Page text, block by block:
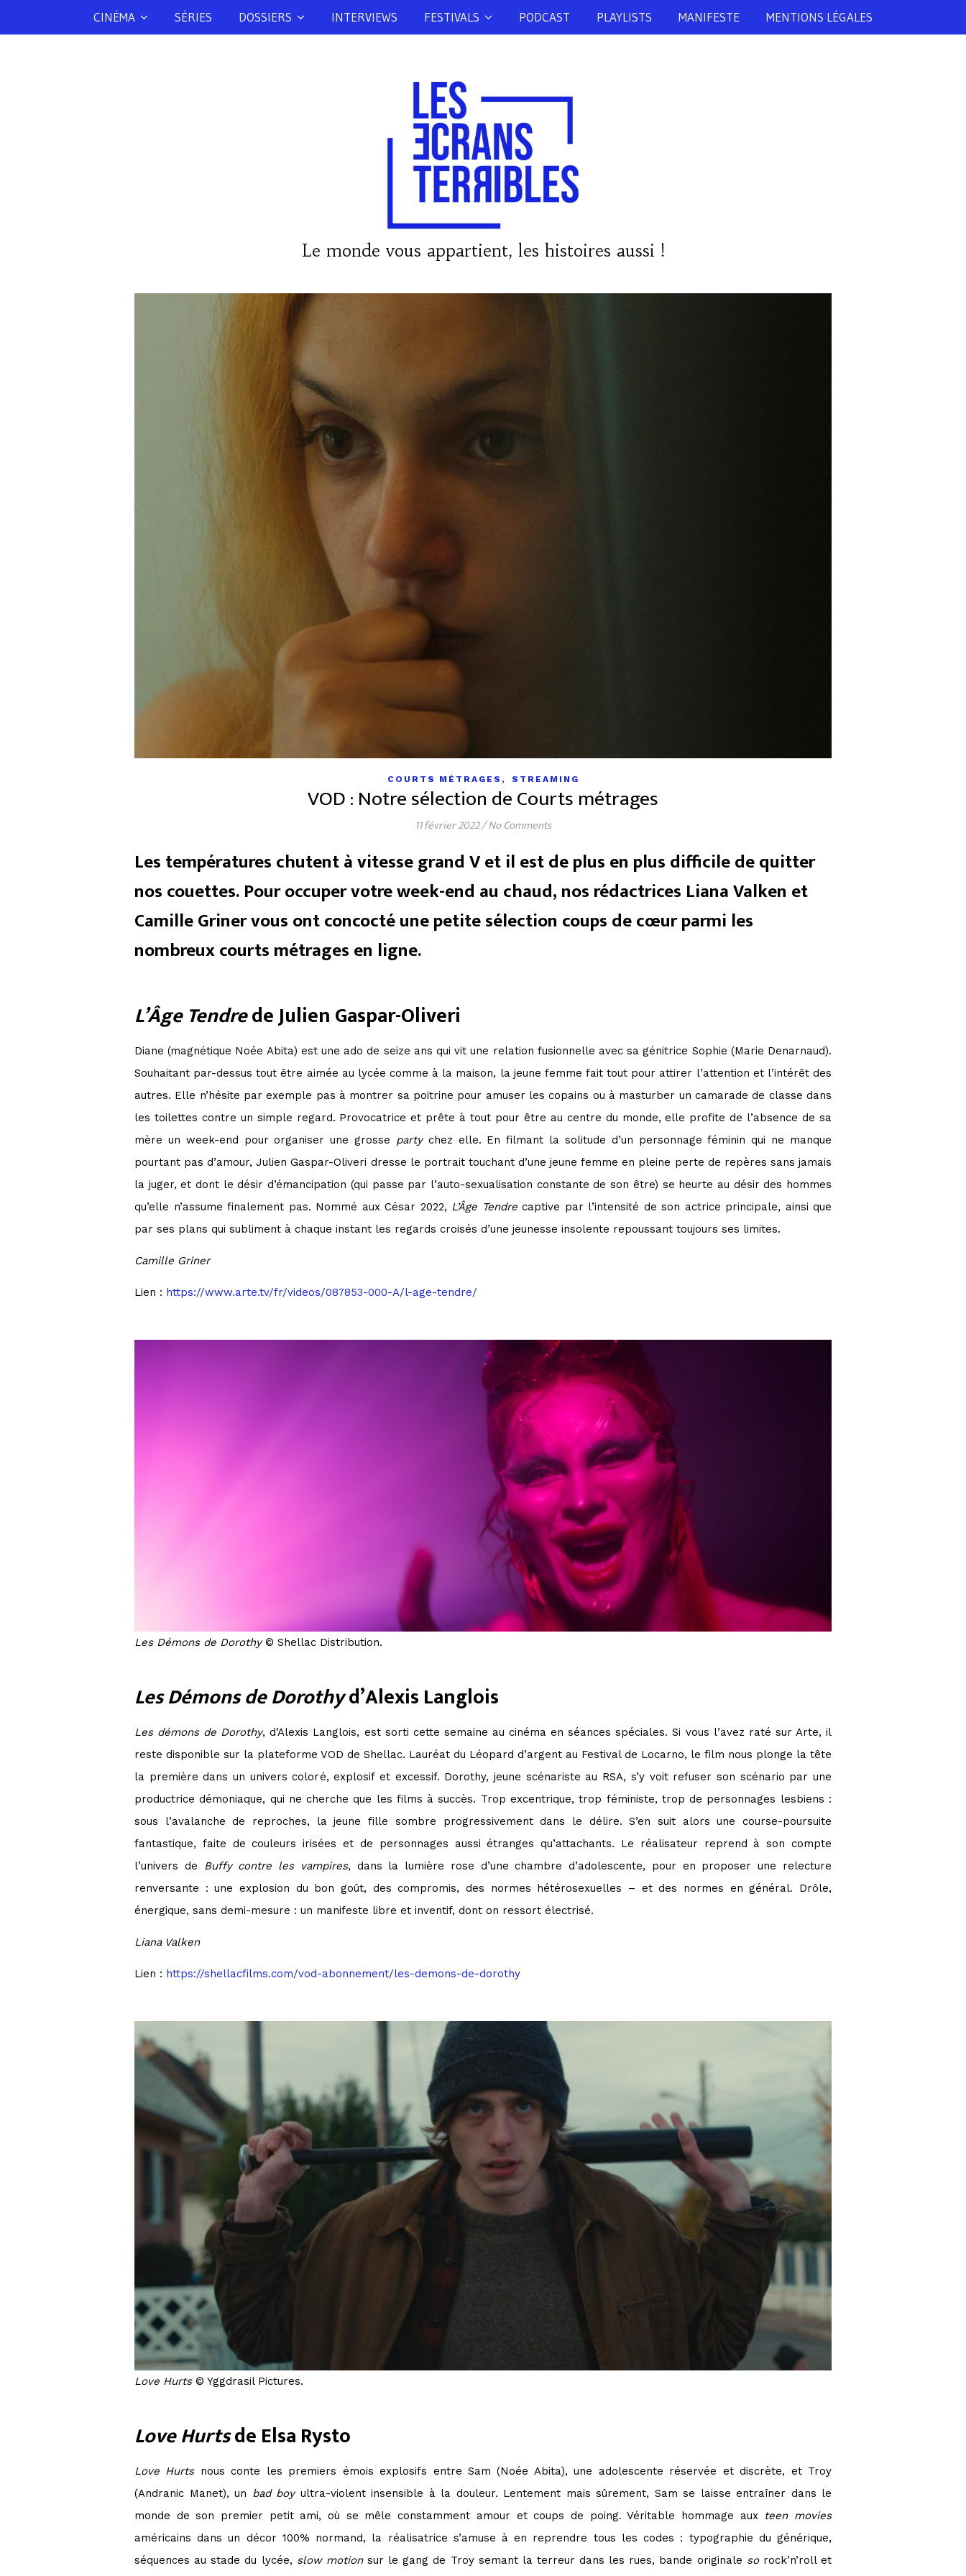
CINÉMA SÉRIES DOSSIERS INTERVIEWS FESTIVALS PODCAST PLAYLISTS MANIFESTE MENTIONS LÉGALES
Le monde vous appartient, les histoires aussi !
COURTS MÉTRAGES , STREAMING
VOD : Notre sélection de Courts métrages
11 février 2022/No Comments
Les températures chutent à vitesse grand V et il est de plus en plus difficile de quitter
nos couettes. Pour occuper votre week-end au chaud, nos rédactrices Liana Valken et
Camille Griner vous ont concocté une petite sélection coups de cœur parmi les
nombreux courts métrages en ligne.
L’Âge Tendrede Julien Gaspar-Oliveri
Diane (magnétique Noée Abita) est une ado de seize ans qui vit une relation fusionnelle avec sa génitrice Sophie (Marie Denarnaud).
Souhaitant par-dessus tout être aimée au lycée comme à la maison, la jeune femme fait tout pour attirer l’attention et l’intérêt des
autres. Elle n’hésite par exemple pas à montrer sa poitrine pour amuser les copains ou à masturber un camarade de classe dans
les toilettes contre un simple regard. Provocatrice et prête à tout pour être au centre du monde, elle profite de l’absence de sa
mère un week-end pour organiser une grosse partychez elle. En filmant la solitude d’un personnage féminin qui ne manque
pourtant pas d’amour, Julien Gaspar-Oliveri dresse le portrait touchant d’une jeune femme en pleine perte de repères sans jamais
la juger, et dont le désir d’émancipation (qui passe par l’auto-sexualisation constante de son être) se heurte au désir des hommes
qu’elle n’assume finalement pas. Nommé aux César 2022, L’Âge Tendrecaptive par l’intensité de son actrice principale, ainsi que
par ses plans qui subliment à chaque instant les regards croisés d’une jeunesse insolente repoussant toujours ses limites.
Camille Griner
Lien : https://www.arte.tv/fr/videos/087853-000-A/l-age-tendre/
Les Démons de Dorothy© Shellac Distribution.
Les Démons de Dorothyd’Alexis Langlois
Les démons de Dorothy, d’Alexis Langlois, est sorti cette semaine au cinéma en séances spéciales. Si vous l’avez raté sur Arte, il
reste disponible sur la plateforme VOD de Shellac. Lauréat du Léopard d’argent au Festival de Locarno, le film nous plonge la tête
la première dans un univers coloré, explosif et excessif. Dorothy, jeune scénariste au RSA, s’y voit refuser son scénario par une
productrice démoniaque, qui ne cherche que les films à succès. Trop excentrique, trop féministe, trop de personnages lesbiens :
sous l’avalanche de reproches, la jeune fille sombre progressivement dans le délire. S’en suit alors une course-poursuite
fantastique, faite de couleurs irisées et de personnages aussi étranges qu’attachants. Le réalisateur reprend à son compte
l’univers de Buffy contre les vampires, dans la lumière rose d’une chambre d’adolescente, pour en proposer une relecture
renversante : une explosion du bon goût, des compromis, des normes hétérosexuelles – et des normes en général. Drôle,
énergique, sans demi-mesure : un manifeste libre et inventif, dont on ressort électrisé.
Liana Valken
Lien : https://shellacfilms.com/vod-abonnement/les-demons-de-dorothy
Love Hurts© Yggdrasil Pictures.
Love Hurtsde Elsa Rysto
Love Hurtsnous conte les premiers émois explosifs entre Sam (Noée Abita), une adolescente réservée et discrète, et Troy
(Andranic Manet), un bad boyultra-violent insensible à la douleur. Lentement mais sûrement, Sam se laisse entraîner dans le
monde de son premier petit ami, où se mêle constamment amour et coups de poing. Véritable hommage aux teen movies
américains dans un décor 100% normand, la réalisatrice s’amuse à en reprendre tous les codes : typographie du générique,
séquences au stade du lycée, slow motionsur le gang de Troy semant la terreur dans les rues, bande originale sorock’n’roll et